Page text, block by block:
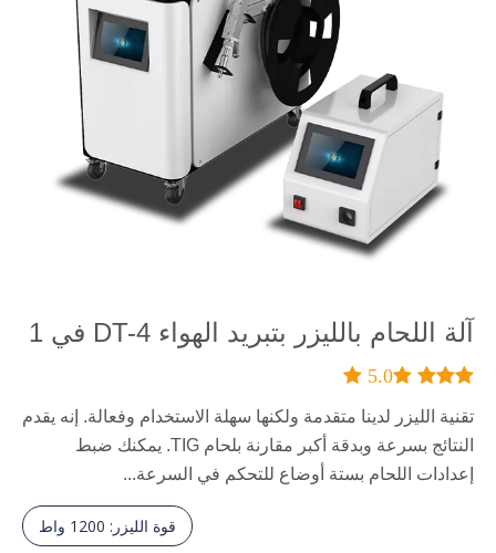
آلة اللحام بالليزر بتبريد الهواء DT-4 في 1


 
 5.0
تقنية الليزر لدينا متقدمة ولكنها سهلة الاستخدام وفعالة. إنه يقدم
النتائج بسرعة وبدقة أكبر مقارنة بلحام TIG. يمكنك ضبط
إعدادات اللحام بستة أوضاع للتحكم في السرعة...
قوة الليزر: 1200 واط